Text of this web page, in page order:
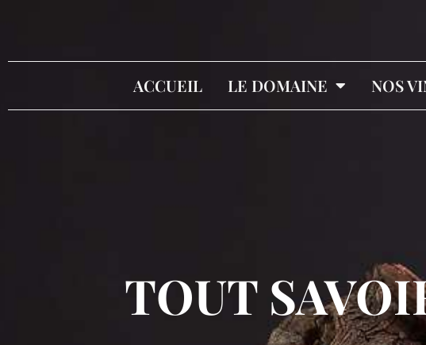
ACCUEIL LE DOMAINE NOS
TOUT